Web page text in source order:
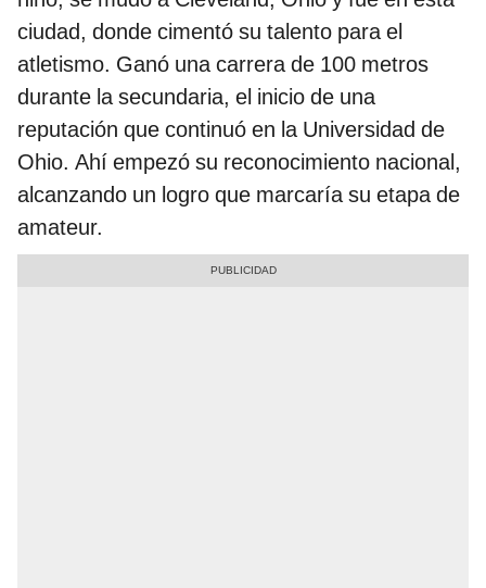
ciudad, donde cimentó su talento para el
atletismo. Ganó una carrera de 100 metros
durante la secundaria, el inicio de una
reputación que continuó en la Universidad de
Ohio. Ahí empezó su reconocimiento nacional,
alcanzando un logro que marcaría su etapa de
amateur.